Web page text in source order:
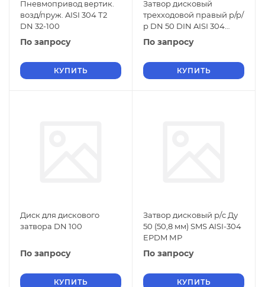
Пневмопривод вертик.
возд/пруж. AISI 304 Т2
DN 32-100
По запросу
КУПИТЬ
Затвор дисковый
трехходовой правый р/р/
р DN 50 DIN AISI 304
EPDM МР
По запросу
КУПИТЬ
Диск для дискового
затвора DN 100
По запросу
КУПИТЬ
Затвор дисковый р/c Ду
50 (50,8 мм) SMS AISI-304
EPDM МР
По запросу
КУПИТЬ